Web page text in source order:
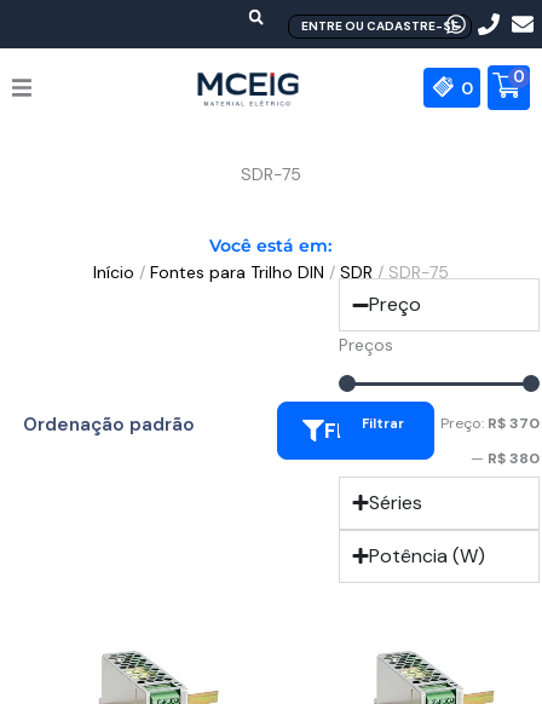
conteúdo
ENTRE OU CADASTRE-SE
PRODUTOS
0
0
SDR-75
Você está em:
Início / Fontes para Trilho DIN / SDR / SDR-75
FILTRAR
Preço
Preços
Filtrar Preço: R$ 370
— R$ 380
Séries
Potência (W)